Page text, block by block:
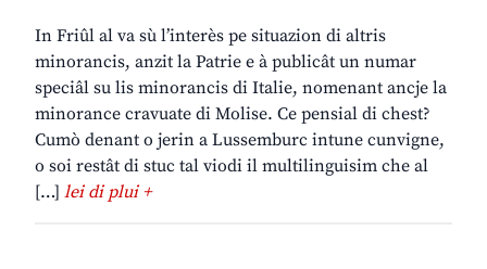
In Friûl al va sù l’interès pe situazion di altris
minorancis, anzit la Patrie e à publicât un numar
speciâl su lis minorancis di Italie, nomenant ancje la
minorance cravuate di Molise. Ce pensial di chest?
Cumò denant o jerin a Lussemburc intune cunvigne,
o soi restât di stuc tal viodi il multilinguisim che al
[…] lei di plui +